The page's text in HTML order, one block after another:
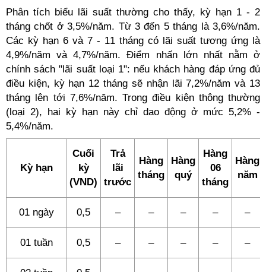
Phân tích biểu lãi suất thường cho thấy, kỳ hạn 1 - 2
tháng chốt ở 3,5%/năm. Từ 3 đến 5 tháng là 3,6%/năm.
Các kỳ hạn 6 và 7 - 11 tháng có lãi suất tương ứng là
4,9%/năm và 4,7%/năm. Điểm nhấn lớn nhất nằm ở
chính sách "lãi suất loại 1": nếu khách hàng đáp ứng đủ
điều kiện, kỳ hạn 12 tháng sẽ nhận lãi 7,2%/năm và 13
tháng lên tới 7,6%/năm. Trong điều kiện thông thường
(loại 2), hai kỳ hạn này chỉ dao động ở mức 5,2% -
5,4%/năm.
Kỳ hạn
Cuối
kỳ
(VND)
Trả
lãi
trước
Hàng
tháng
Hàng
quý
Hàng
06
tháng
Hàng
năm
01 ngày 0,5 – – – – –
01 tuần 0,5 – – – – –